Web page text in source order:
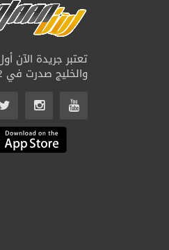
تعتبر جريدة الآن
والخليج صدرت في 22 يونيو 2007.